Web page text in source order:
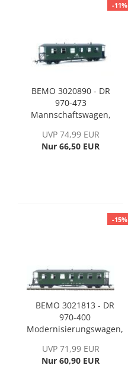
-11%
BEMO 3020890 - DR
970-473
Mannschaftswagen,
UVP 74,99 EUR
Nur 66,50 EUR
-15%
BEMO 3021813 - DR
970-400
Modernisierungswagen,
UVP 71,99 EUR
Nur 60,90 EUR